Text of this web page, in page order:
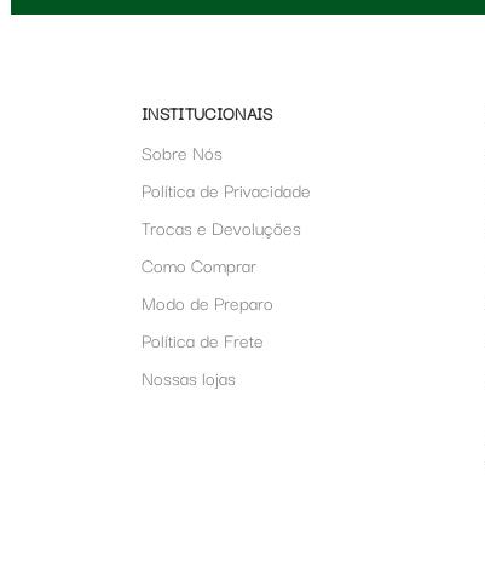
INSTITUCIONAIS
Sobre Nós
Política de Privacidade
Trocas e Devoluções
Como Comprar
Modo de Preparo
Política de Frete
Nossas lojas